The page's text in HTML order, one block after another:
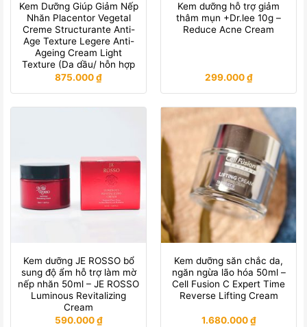
Kem Dưỡng Giúp Giảm Nếp
Nhăn Placentor Vegetal
Creme Structurante Anti-
Age Texture Legere Anti-
Ageing Cream Light
Texture (Da dầu/ hỗn hợp
875.000₫
Kem dưỡng hỗ trợ giảm
thâm mụn +Dr.lee 10g –
Reduce Acne Cream
299.000₫
Kem dưỡng JE ROSSO bổ
sung độ ẩm hỗ trợ làm mờ
nếp nhăn 50ml – JE ROSSO
Luminous Revitalizing
Cream
590.000₫
Kem dưỡng săn chắc da,
ngăn ngừa lão hóa 50ml –
Cell Fusion C Expert Time
Reverse Lifting Cream
1.680.000₫